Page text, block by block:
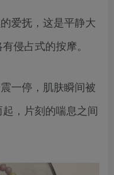
爱抚，这是平静大
侵占式的按摩。
一停，肌肤瞬间被
，片刻的喘息之间